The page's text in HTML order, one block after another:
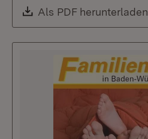
Download:
Als PDF herunterladen